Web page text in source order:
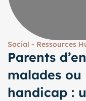
Social - Ressources
Parents
malades
handicap :